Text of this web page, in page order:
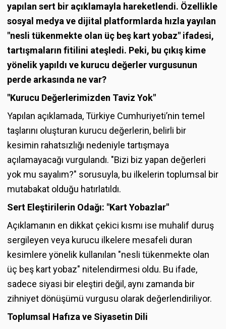
yapılan sert bir açıklamayla hareketlendi. Özellikle
sosyal medya ve dijital platformlarda hızla yayılan
"nesli tükenmekte olan üç beş kart yobaz" ifadesi,
tartışmaların fitilini ateşledi. Peki, bu çıkış kime
yönelik yapıldı ve kurucu değerler vurgusunun
perde arkasında ne var?
"Kurucu Değerlerimizden Taviz Yok"
Yapılan açıklamada, Türkiye Cumhuriyeti’nin temel
taşlarını oluşturan kurucu değerlerin, belirli bir
kesimin rahatsızlığı nedeniyle tartışmaya
açılamayacağı vurgulandı. "Bizi biz yapan değerleri
yok mu sayalım?" sorusuyla, bu ilkelerin toplumsal bir
mutabakat olduğu hatırlatıldı.
Sert Eleştirilerin Odağı: "Kart Yobazlar"
Açıklamanın en dikkat çekici kısmı ise muhalif duruş
sergileyen veya kurucu ilkelere mesafeli duran
kesimlere yönelik kullanılan "nesli tükenmekte olan
üç beş kart yobaz" nitelendirmesi oldu. Bu ifade,
sadece siyasi bir eleştiri değil, aynı zamanda bir
zihniyet dönüşümü vurgusu olarak değerlendiriliyor.
Toplumsal Hafıza ve Siyasetin Dili